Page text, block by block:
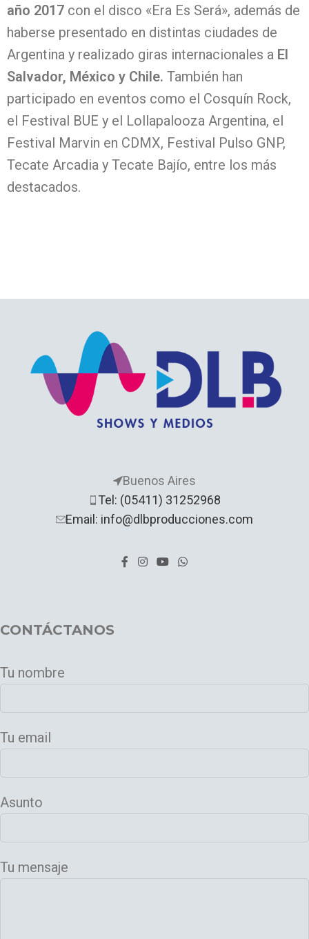
año 2017 con el disco «Era Es Será», además de
haberse presentado en distintas ciudades de
Argentina y realizado giras internacionales a El
Salvador, México y Chile. También han
participado en eventos como el Cosquín Rock,
el Festival BUE y el Lollapalooza Argentina, el
Festival Marvin en CDMX, Festival Pulso GNP,
Tecate Arcadia y Tecate Bajío, entre los más
destacados.
Buenos Aires
Tel: (05411) 31252968
Email: info@dlbproducciones.com
CONTÁCTANOS
Tu nombre
Tu email
Asunto
Tu mensaje